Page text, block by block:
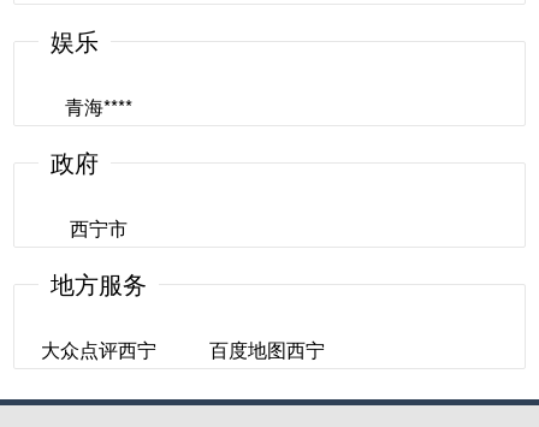
网
网
娱乐
青海****
青海****
政府
西宁市
西宁市
地方服务
大众点评西宁
大众点评西宁
百度地图西宁
百度地图西宁